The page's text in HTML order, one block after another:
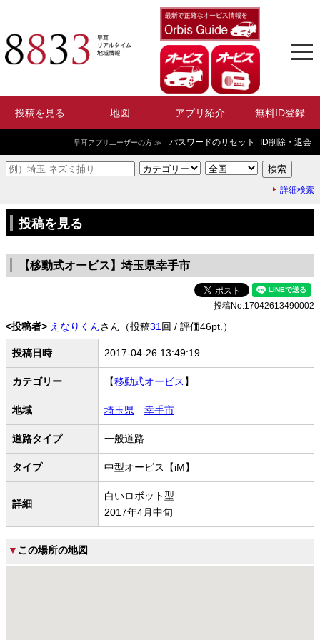
投稿を見る 地図 アプリ紹介 無料ID登録
早耳アプリユーザーの方 ≫ パスワードのリセット ID削除・退会
詳細検索
投稿を見る
【移動式オービス】埼玉県幸手市
投稿No.17042613490002
<投稿者> えなりくんさん（投稿31 回 / 評価46pt.）
投稿日時 2017-04-26 13:49:19
カテゴリー 【移動式オービス 】
地域 埼玉県 幸手市
道路タイプ 一般道路
タイプ 中型オービス【iM】
詳細
白いロボット型
2017年4月中旬
▼ この場所の地図